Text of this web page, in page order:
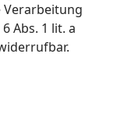
Verarbeitung
Abs. 1 lit. a